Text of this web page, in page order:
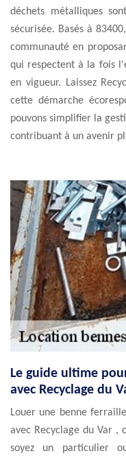
déchets métalliques
sécurisée. Basés à
communauté en
qui respectent à la fois
en vigueur. Laissez
cette démarche
pouvons simplifier la
contribuant à un avenir
Le guide ultime
avec Recyclage du
Louer une benne
avec Recyclage du Var ,
soyez un particulier